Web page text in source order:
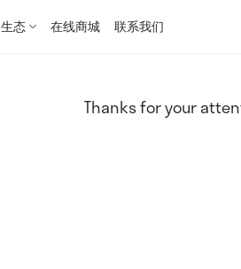
生态 在线商城 联系我们
Thanks for your